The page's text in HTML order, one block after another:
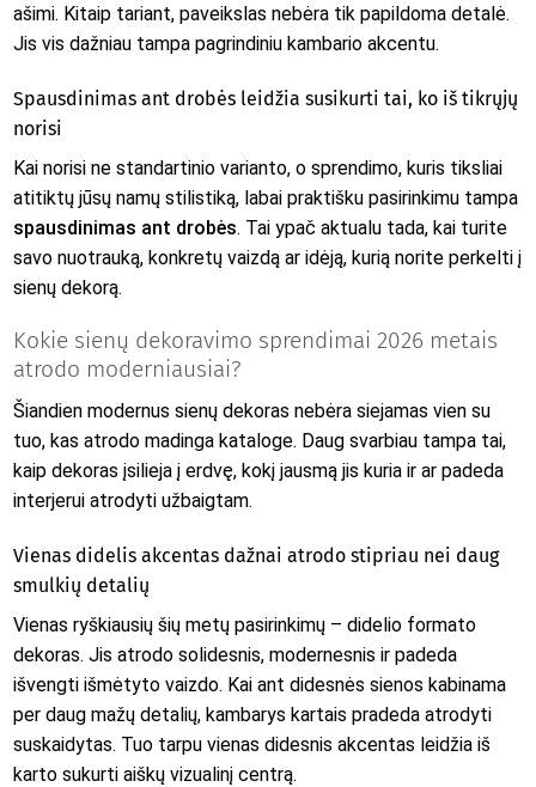
ašimi. Kitaip tariant, paveikslas nebėra tik papildoma detalė.
Jis vis dažniau tampa pagrindiniu kambario akcentu.
Spausdinimas ant drobės leidžia susikurti tai, ko iš tikrųjų
norisi
Kai norisi ne standartinio varianto, o sprendimo, kuris tiksliai
atitiktų jūsų namų stilistiką, labai praktišku pasirinkimu tampa
spausdinimas ant drobės. Tai ypač aktualu tada, kai turite
savo nuotrauką, konkretų vaizdą ar idėją, kurią norite perkelti į
sienų dekorą.
Kokie sienų dekoravimo sprendimai 2026 metais
atrodo moderniausiai?
Šiandien modernus sienų dekoras nebėra siejamas vien su
tuo, kas atrodo madinga kataloge. Daug svarbiau tampa tai,
kaip dekoras įsilieja į erdvę, kokį jausmą jis kuria ir ar padeda
interjerui atrodyti užbaigtam.
Vienas didelis akcentas dažnai atrodo stipriau nei daug
smulkių detalių
Vienas ryškiausių šių metų pasirinkimų – didelio formato
dekoras. Jis atrodo solidesnis, modernesnis ir padeda
išvengti išmėtyto vaizdo. Kai ant didesnės sienos kabinama
per daug mažų detalių, kambarys kartais pradeda atrodyti
suskaidytas. Tuo tarpu vienas didesnis akcentas leidžia iš
karto sukurti aiškų vizualinį centrą.